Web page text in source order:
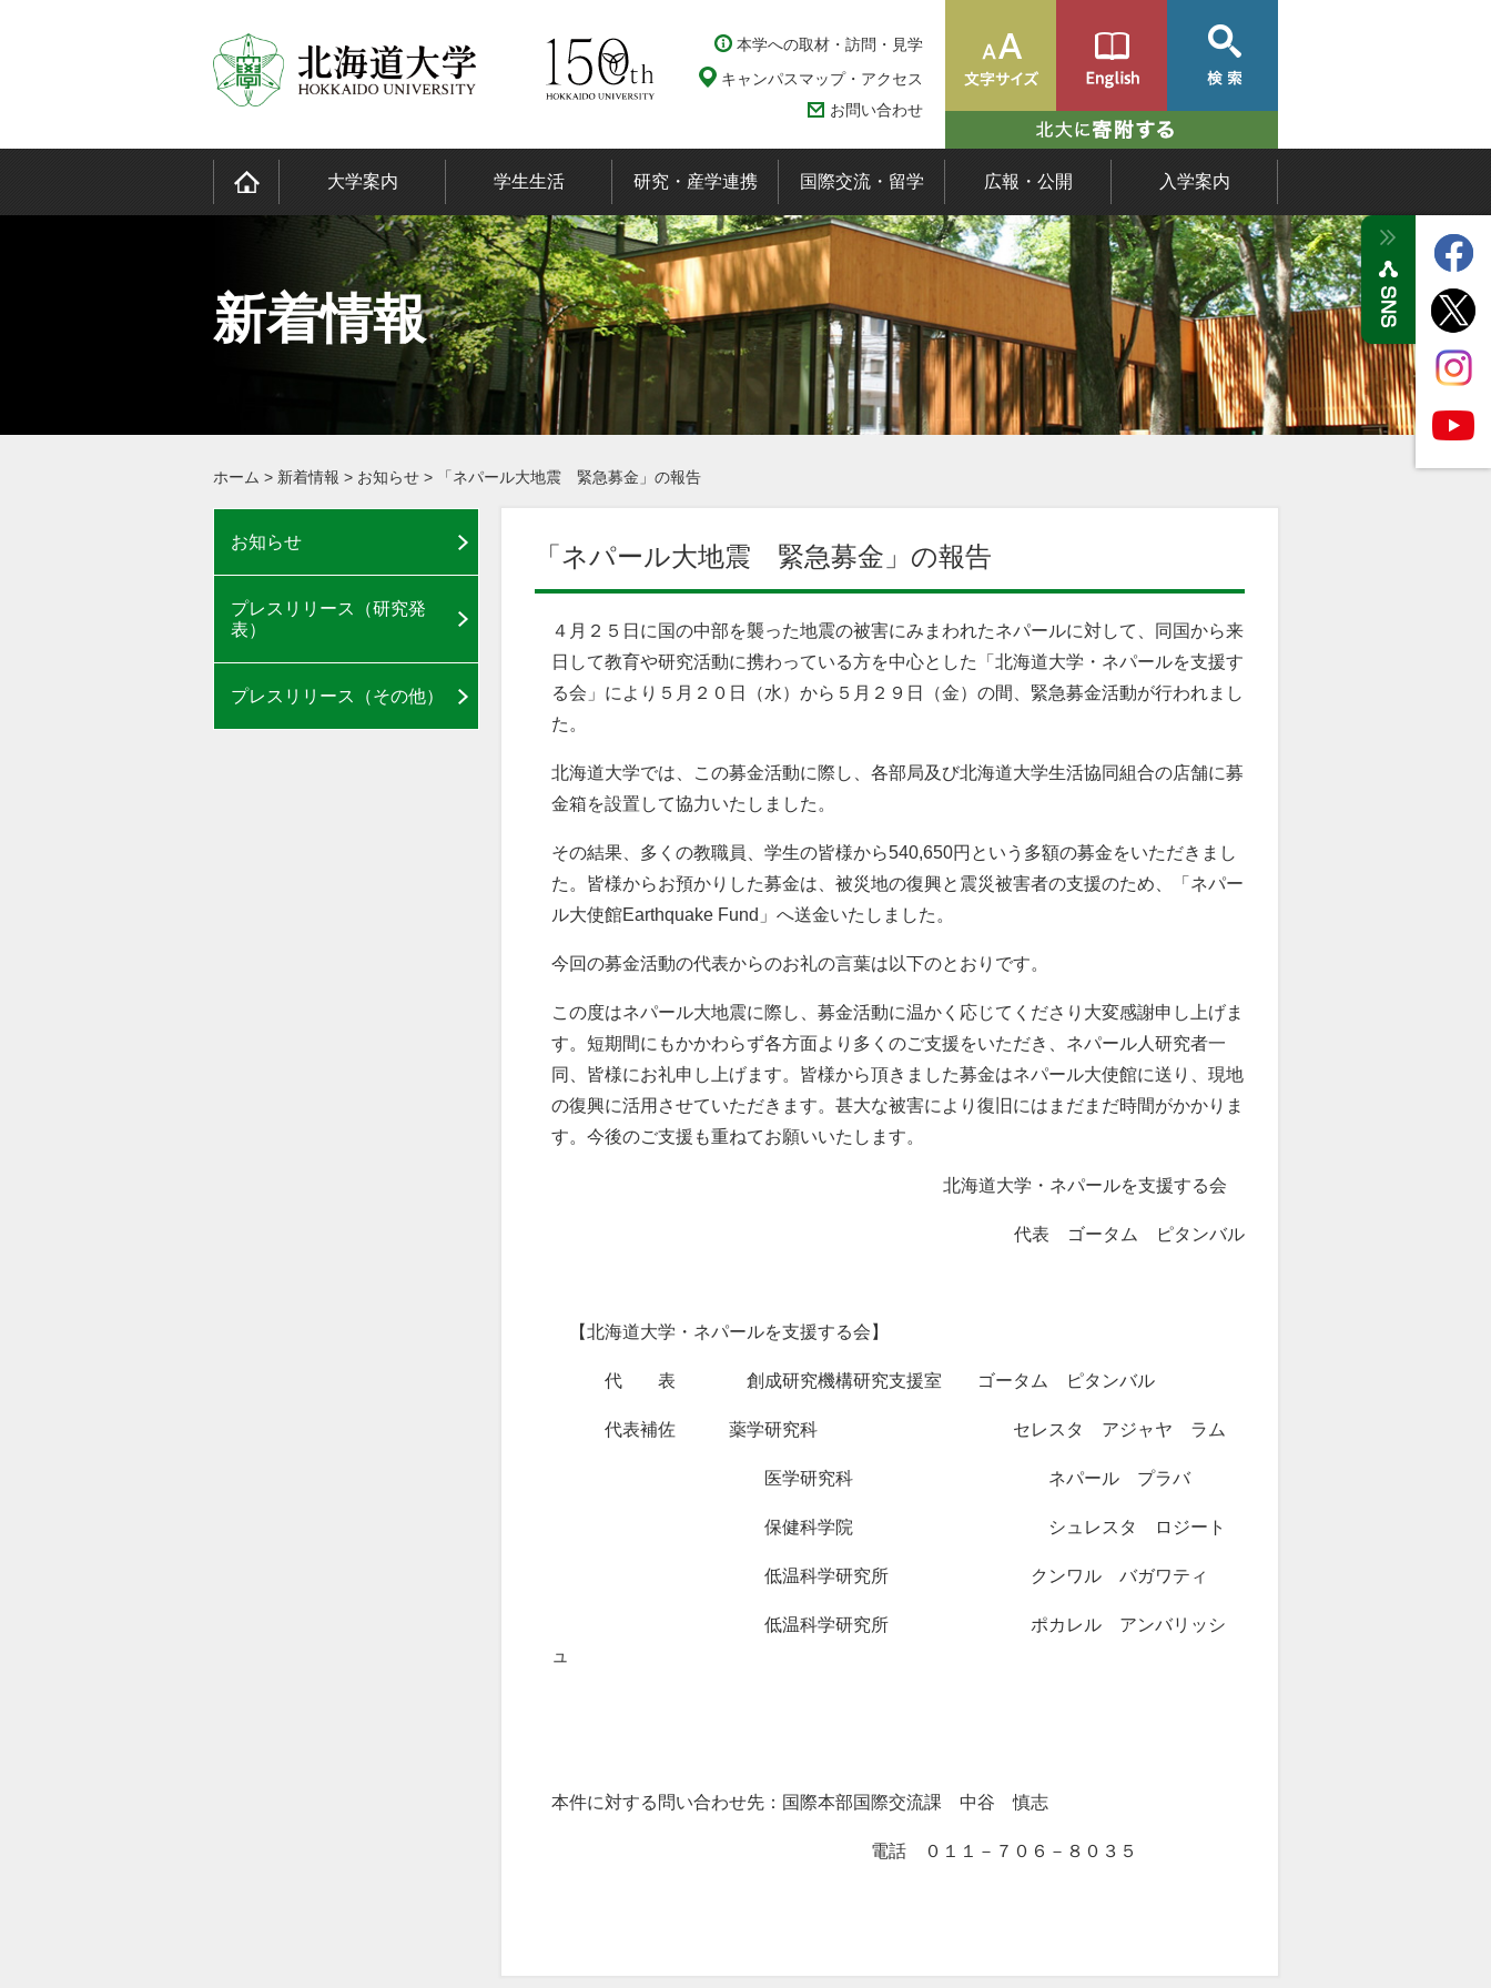
本学への取材・訪問・見学
キャンパスマップ・アクセス
お問い合わせ
大学案内 学生生活 研究・産学連携 国際交流・留学 広報・公開 入学案内
新着情報
ホーム > 新着情報 > お知らせ > 「ネパール大地震 緊急募金」の報告
「ネパール大地震 緊急募金」の報告
４月２５日に国の中部を襲った地震の被害にみまわれたネパールに対して、同国から来
日して教育や研究活動に携わっている方を中心とした「北海道大学・ネパールを支援す
る会」により５月２０日（水）から５月２９日（金）の間、緊急募金活動が行われまし
た。
北海道大学では、この募金活動に際し、各部局及び北海道大学生活協同組合の店舗に募
金箱を設置して協力いたしました。
その結果、多くの教職員、学生の皆様から540,650円という多額の募金をいただきまし
た。皆様からお預かりした募金は、被災地の復興と震災被害者の支援のため、「ネパー
ル大使館Earthquake Fund」へ送金いたしました。
今回の募金活動の代表からのお礼の言葉は以下のとおりです。
この度はネパール大地震に際し、募金活動に温かく応じてくださり大変感謝申し上げま
す。短期間にもかかわらず各方面より多くのご支援をいただき、ネパール人研究者一
同、皆様にお礼申し上げます。皆様から頂きました募金はネパール大使館に送り、現地
の復興に活用させていただきます。甚大な被害により復旧にはまだまだ時間がかかりま
す。今後のご支援も重ねてお願いいたします。
北海道大学・ネパールを支援する会
代表 ゴータム ピタンバル
【北海道大学・ネパールを支援する会】
代 表 創成研究機構研究支援室 ゴータム ピタンバル
代表補佐 薬学研究科 セレスタ アジャヤ ラム
医学研究科 ネパール プラバ
保健科学院 シュレスタ ロジート
低温科学研究所 クンワル バガワティ
低温科学研究所 ポカレル アンバリッシ
ュ
本件に対する問い合わせ先：国際本部国際交流課 中谷 慎志
電話 ０１１－７０６－８０３５
お知らせ
プレスリリース（研究発
表）
プレスリリース（その他）